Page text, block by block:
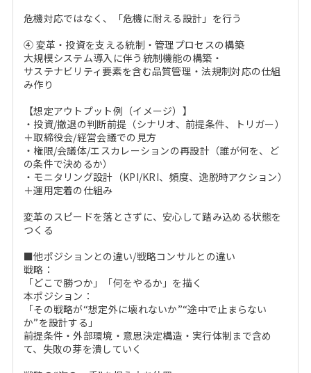
危機対応ではなく、「危機に耐える設計」を行う
④ 変革・投資を支える統制・管理プロセスの構築
大規模システム導入に伴う統制機能の構築・
サステナビリティ要素を含む品質管理・法規制対応の仕組
み作り
【想定アウトプット例（イメージ）】
・投資/撤退の判断前提（シナリオ、前提条件、トリガー）
＋取締役会/経営会議での見方
・権限/会議体/エスカレーションの再設計（誰が何を、ど
の条件で決めるか）
・モニタリング設計（KPI/KRI、頻度、逸脱時アクション）
＋運用定着の仕組み
変革のスピードを落とさずに、安心して踏み込める状態を
つくる
■他ポジションとの違い/戦略コンサルとの違い
戦略：
「どこで勝つか」「何をやるか」を描く
本ポジション：
「その戦略が“想定外に壊れないか”“途中で止まらない
か”を設計する」
前提条件・外部環境・意思決定構造・実行体制まで含め
て、失敗の芽を潰していく